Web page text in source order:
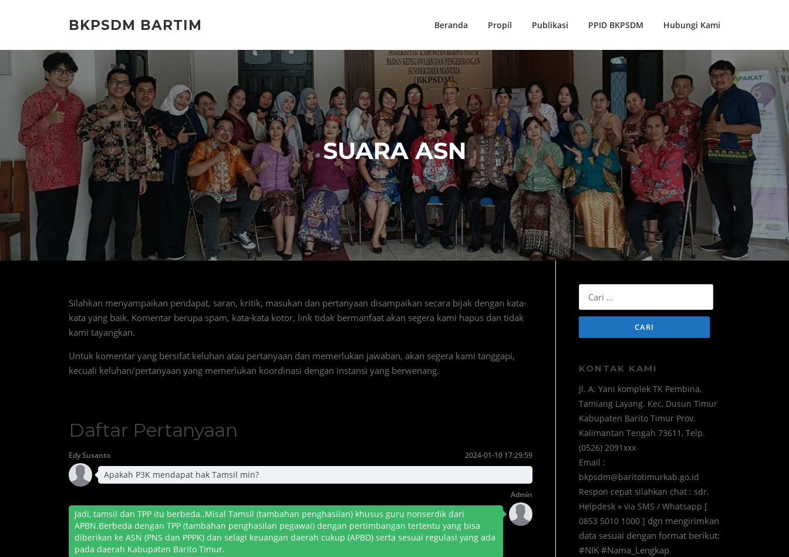
BKPSDM BARTIM Beranda Propil Publikasi PPID BKPSDM Hubungi Kami
SUARA ASN
Silahkan menyampaikan pendapat, saran, kritik, masukan dan pertanyaan disampaikan secara bijak dengan kata-
kata yang baik. Komentar berupa spam, kata-kata kotor, link tidak bermanfaat akan segera kami hapus dan tidak
kami tayangkan.
Untuk komentar yang bersifat keluhan atau pertanyaan dan memerlukan jawaban, akan segera kami tanggapi,
kecuali keluhan/pertanyaan yang memerlukan koordinasi dengan instansi yang berwenang.
Daftar Pertanyaan
Edy Susanto 2024-01-10 17:29:59
Apakah P3K mendapat hak Tamsil min?
Admin
Jadi, tamsil dan TPP itu berbeda..Misal Tamsil (tambahan penghasilan) khusus guru nonserdik dari
APBN.Berbeda dengan TPP (tambahan penghasilan pegawai) dengan pertimbangan tertentu yang bisa
diberikan ke ASN (PNS dan PPPK) dan selagi keuangan daerah cukup (APBD) serta sesuai regulasi yang ada
pada daerah Kabupaten Barito Timur.
KONTAK KAMI
Jl. A. Yani komplek TK Pembina,
Tamiang Layang. Kec, Dusun Timur
Kabupaten Barito Timur Prov.
Kalimantan Tengah 73611, Telp.
(0526) 2091xxx
Email :
bkpsdm@baritotimurkab.go.id
Respon cepat silahkan chat : sdr.
Helpdesk » via SMS / Whatsapp [
0853 5010 1000 ] dgn mengirimkan
data sesuai dengan format berikut:
#NIK #Nama_Lengkap